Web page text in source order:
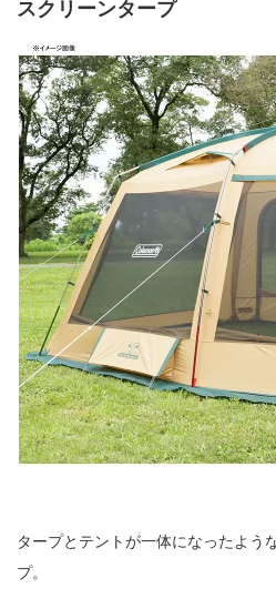
スクリーンタープ
タープとテントが一体になったよう
プ。